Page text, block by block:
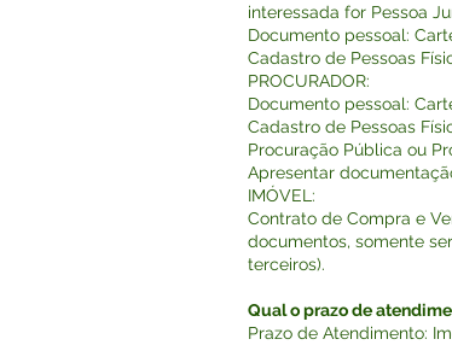
interessada for Pessoa
Documento pessoal:
Cadastro de Pessoas
PROCURADOR:
Documento pessoal:
Cadastro de Pessoas
Procuração Pública ou
Apresentar
IMÓVEL:
Contrato de Compra e
documentos, somente
terceiros).
Qual o prazo de
Prazo de Atendimento: